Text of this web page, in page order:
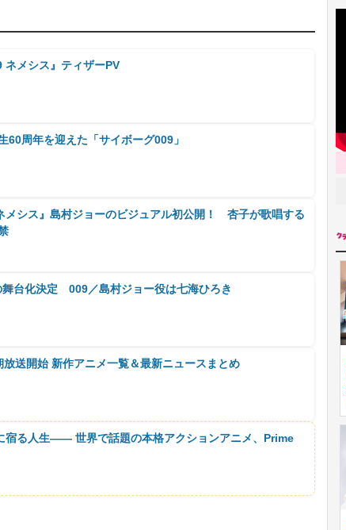
ネメシス』ティザーPV
60周年を迎えた「サイボーグ009」
メシス』島村ジョーのビジュアル初公開！ 杏子が歌唱する
台化決定 009／島村ジョー役は七海ひろき
送開始 新作アニメ一覧＆最新ニュースまとめ
宿る人生―― 世界で話題の本格アクションアニメ、Prime